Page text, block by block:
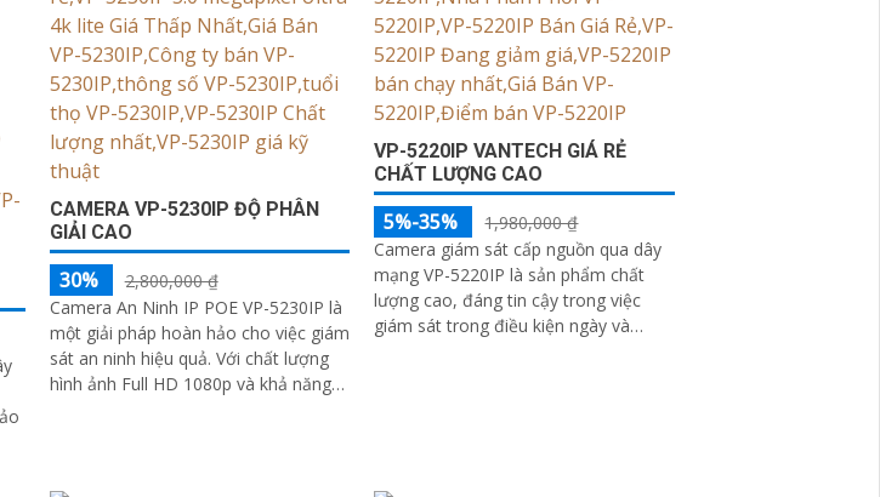
CAMERA VP-5230IP ĐỘ PHÂN
GIẢI CAO
30%
2,800,000 ₫
Camera An Ninh IP POE VP-5230IP là
một giải pháp hoàn hảo cho việc giám
sát an ninh hiệu quả. Với chất lượng
hình ảnh Full HD 1080p và khả năng
VP-5220IP VANTECH GIÁ RẺ
CHẤT LƯỢNG CAO
5%-35%
1,980,000 ₫
Camera giám sát cấp nguồn qua dây
mạng VP-5220IP là sản phẩm chất
lượng cao, đáng tin cậy trong việc
giám sát trong điều kiện ngày và